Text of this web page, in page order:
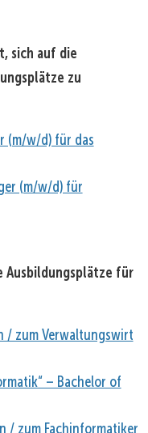
sich auf die
zu
(m/w/d) für das
(m/w/d) für
Ausbildungsplätze für
/ zum Verwaltungswirt
– Bachelor of
/ zum Fachinformatiker